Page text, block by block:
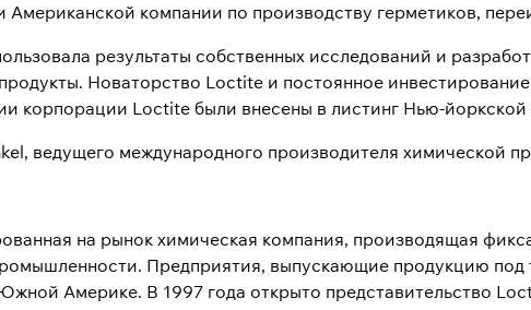
Американской компании по производству герметиков,
результаты собственных исследований и
Новаторство Loctite и постоянное
корпорации Loctite были внесены в листинг Нью-
ведущего международного производителя химической
на рынок химическая компания, производящая
Предприятия, выпускающие продукцию
Америке. В 1997 года открыто представительство